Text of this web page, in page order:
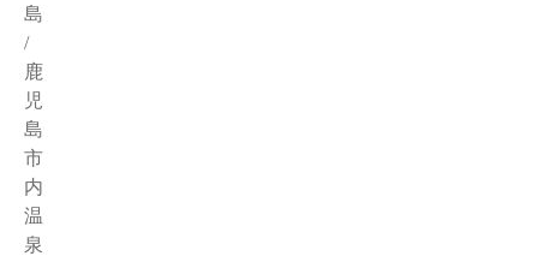
島
/
鹿
児
島
市
内
温
泉